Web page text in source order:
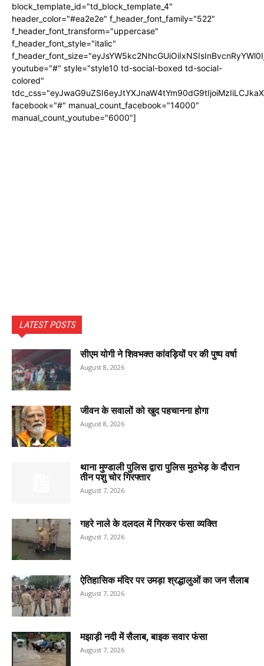
block_template_id="td_block_template_4"
header_color="#ea2e2e" f_header_font_family="522"
f_header_font_transform="uppercase"
f_header_font_style="italic"
youtube="#" style="style10 td-social-boxed td-social-
colored"
facebook="#" manual_count_facebook="14000"
manual_count_youtube="6000"]
LATEST POSTS
सीएम योगी ने शिवभक्त कांवड़ियों पर की पुष्प वर्षा
August 8, 2026
जीवन के सवालों को खुद पहचानना होगा
August 8, 2026
थाना मुण्डाली पुलिस द्वारा पुलिस मुठभेड़ के दौरान
तीन पशु चोर गिरफ्तार
August 7, 2026
गहरे नाले के दलदल में गिरकर फंसा व्यक्ति
August 7, 2026
ऐतिहासिक मंदिर पर उमड़ा श्रद्धालुओं का जन सैलाब
August 7, 2026
मझाड़ी नदी में सैलाब, बाइक सवार फंसा
August 7, 2026